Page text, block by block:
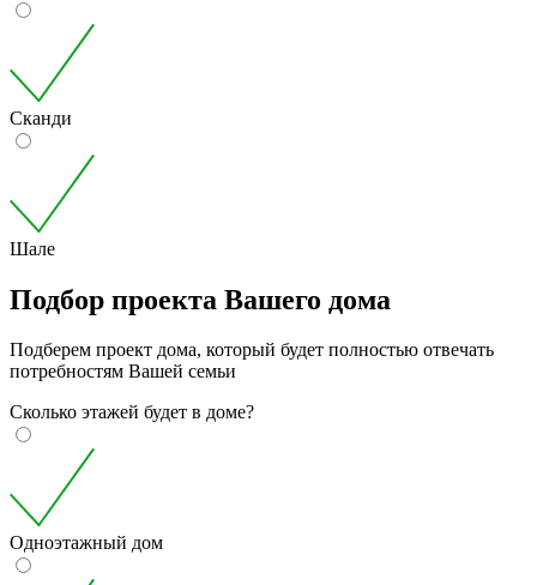
Сканди
Шале
Подбор проекта Вашего дома
Подберем проект дома, который будет полностью отвечать
потребностям Вашей семьи
Сколько этажей будет в доме?
Одноэтажный дом